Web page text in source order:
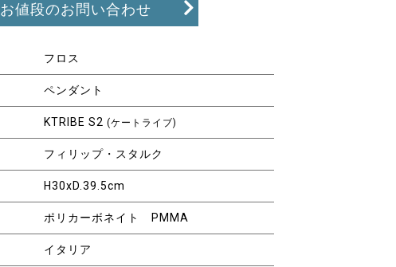
お値段のお問い合わせ
フロス
ペンダント
KTRIBE S2 (ケートライブ)
フィリップ・スタルク
H30xD.39.5cm
ポリカーボネイト PMMA
イタリア